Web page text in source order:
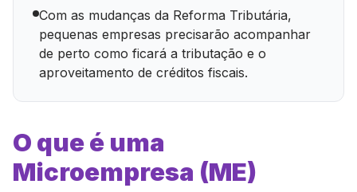
Com as mudanças da Reforma Tributária,
pequenas empresas precisarão acompanhar
de perto como ficará a tributação e o
aproveitamento de créditos fiscais.
O que é uma
Microempresa (ME)